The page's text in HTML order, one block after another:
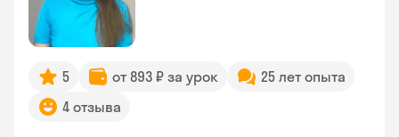
5 от 893 ₽ за урок
25 лет опыта
4 отзыва